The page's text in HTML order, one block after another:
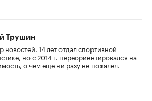
Трушин
новостей. 14 лет отдал спортивной
но с 2014 г. переориентировался на
о чем еще ни разу не пожалел.